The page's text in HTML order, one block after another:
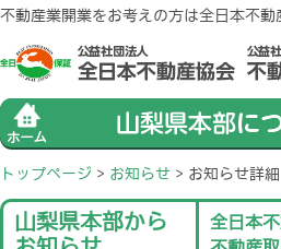
不動産業開業をお考えの方は全日本不動
トップページ > お知らせ > お知らせ詳細
山梨県本部から
全日本